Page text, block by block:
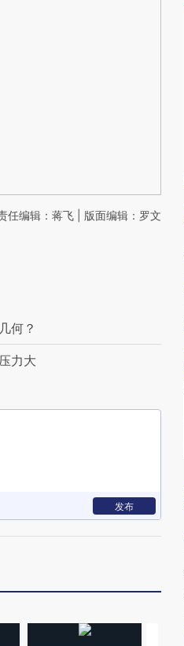
任编辑：蒋飞 | 版面编辑：罗文
何？
力大
发布